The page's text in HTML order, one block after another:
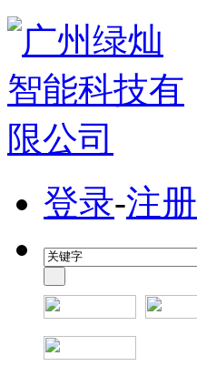
登录-注册